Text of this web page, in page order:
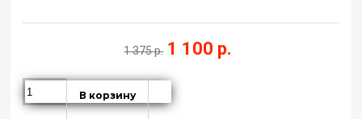
1 375 р. 1 100 р.
В корзину